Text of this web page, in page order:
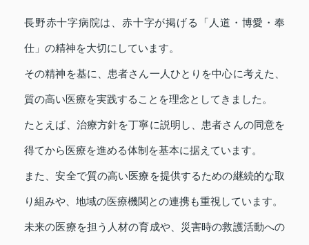
長野赤十字病院は、赤十字が掲げる「人道・博愛・奉
仕」の精神を大切にしています。
その精神を基に、患者さん一人ひとりを中心に考えた、
質の高い医療を実践することを理念としてきました。
たとえば、治療方針を丁寧に説明し、患者さんの同意を
得てから医療を進める体制を基本に据えています。
また、安全で質の高い医療を提供するための継続的な取
り組みや、地域の医療機関との連携も重視しています。
未来の医療を担う人材の育成や、災害時の救護活動への